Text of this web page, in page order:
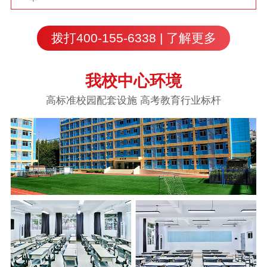
拨打400-155-6338 | 了解更多
我校中心环境
高标准校园配套设施 高考教育行业标杆